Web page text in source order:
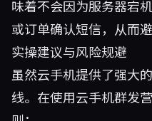
味着不会因为服务器宕
或订单确认短信，从而
实操建议与风险规避
虽然云手机提供了强大
线。在使用云手机群发